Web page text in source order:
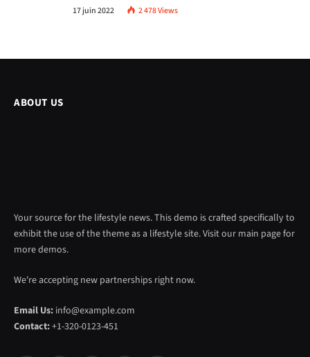
17 juin 2022 2 478Views
ABOUT US
Your source for the lifestyle news. This demo is crafted specifically to
exhibit the use of the theme as a lifestyle site. Visit our main page for
more demos.
We're accepting new partnerships right now.
Email Us: info@example.com
Contact:+1-320-0123-451